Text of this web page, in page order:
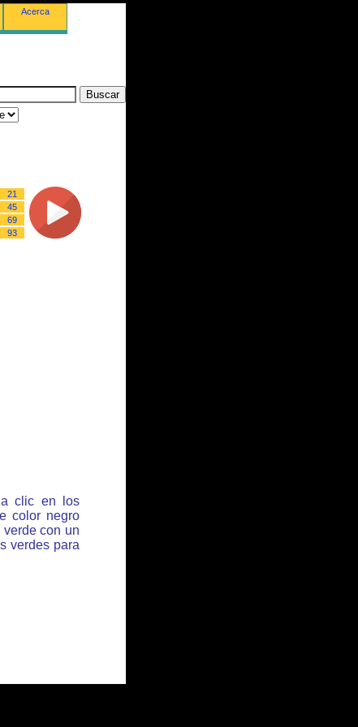
Acerca
21
45
69
93
clic en los
color negro
con un
verdes para